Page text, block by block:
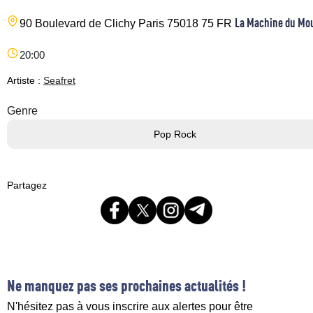
90 Boulevard de Clichy Paris 75018 75 FR La Machine du
20:00
Artiste : Seafret
Genre
Pop Rock
Partagez
Ne manquez pas ses prochaines actualités !
N'hésitez pas à vous inscrire aux alertes pour être